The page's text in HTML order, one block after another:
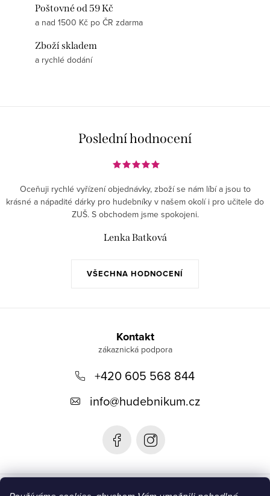
Poštovné od 59 Kč
a nad 1500 Kč po ČR zdarma
Zboží skladem
a rychlé dodání
Poslední hodnocení
VŠECHNA HODNOCENÍ
Oceňuji rychlé vyřízení objednávky, zboží se nám líbí a jsou to
krásné a nápadité dárky pro hudebníky v našem okolí i pro učitele do
ZUŠ. S obchodem jsme spokojeni.
Lenka Batková
Kontakt
+420 605 568 844
info@hudebnikum.cz
Informace